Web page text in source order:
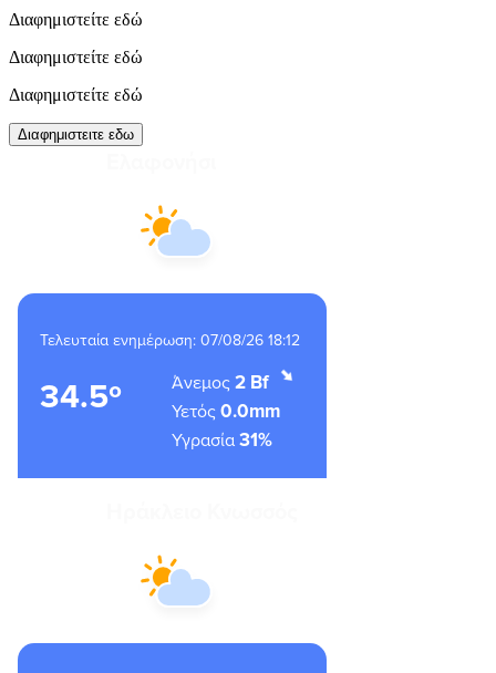
Διαφημιστείτε εδώ
Διαφημιστείτε εδώ
Διαφημιστείτε εδώ
Διαφημιστειτε εδω